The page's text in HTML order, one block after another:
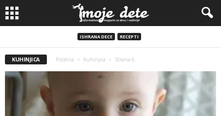
ISHRANA DECE RECEPTI
KUHINJICA Početna Kuhinjica Strana 6